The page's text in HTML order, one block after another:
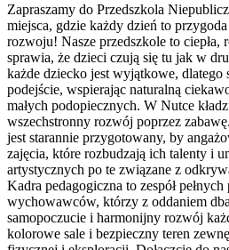
Zapraszamy do Przedszkola
miejsca, gdzie każdy dzień to
rozwoju! Nasze przedszkole to ciepła,
sprawia, że dzieci czują się tu jak w
każde dziecko jest wyjątkowe,
podejście, wspierając naturalną
małych podopiecznych. W Nutce
wszechstronny rozwój poprzez
jest starannie przygotowany, by
zajęcia, które rozbudzają ich talenty i
artystycznych po te związane z
Kadra pedagogiczna to zespół
wychowawców, którzy z oddaniem
samopoczucie i harmonijny rozwój
kolorowe sale i bezpieczny teren